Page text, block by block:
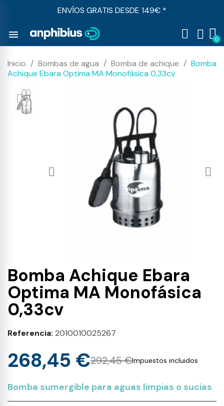
ENVÍOS GRATIS DESDE 149€ *
menu
Inicio Bombas de agua Bomba de achique
Bomba
Achique Ebara Optima MA Monofásica 0,33cv
Bomba Achique Ebara
Optima MA Monofásica
0,33cv
Referencia 2010010025267
292,45 €
268,45 € Impuestos incluidos
Bomba sumergible para aguas limpias o sucias